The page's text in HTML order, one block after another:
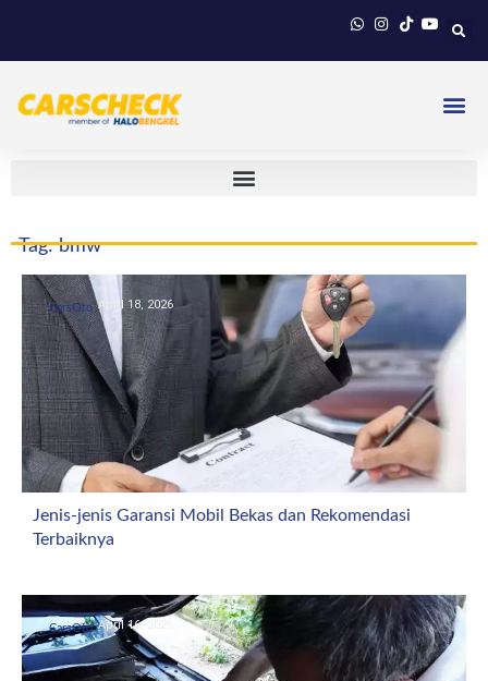
Tag: bmw
CarsOto April 18, 2026
Jenis-jenis Garansi Mobil Bekas dan Rekomendasi
Terbaiknya
CarsOto April 16, 2026